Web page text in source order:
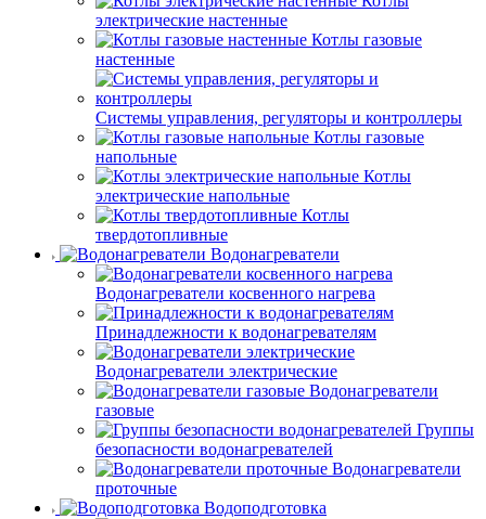
электрические настенные
Котлы газовые
настенные
Системы управления, регуляторы и контроллеры
Котлы газовые
напольные
Котлы
электрические напольные
Котлы
твердотопливные
Водонагреватели
Водонагреватели косвенного нагрева
Принадлежности к водонагревателям
Водонагреватели электрические
Водонагреватели
газовые
Группы
безопасности водонагревателей
Водонагреватели
проточные
Водоподготовка